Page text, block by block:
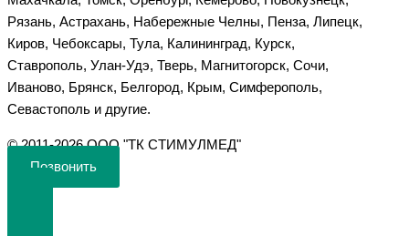
Рязань, Астрахань, Набережные Челны, Пенза, Липецк,
Киров, Чебоксары, Тула, Калининград, Курск,
Ставрополь, Улан-Удэ, Тверь, Магнитогорск, Сочи,
Иваново, Брянск, Белгород, Крым, Симферополь,
Севастополь и другие.
©️ 2011-2026 ООО "ТК СТИМУЛМЕД"
Позвонить